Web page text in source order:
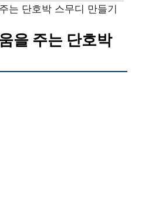
는 단호박 스무디 만들기
을 주는 단호박